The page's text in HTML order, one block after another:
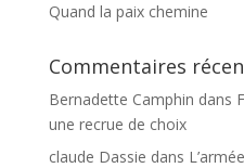
Quand la paix chemine
Commentaires
Bernadette Camphin dans
une recrue de choix
claude Dassie dans